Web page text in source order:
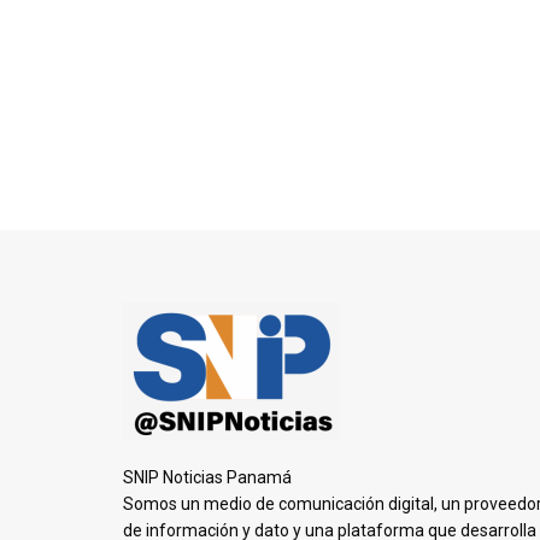
SNIP Noticias Panamá
Somos un medio de comunicación digital, un
de información y dato y una plataforma que desarrolla